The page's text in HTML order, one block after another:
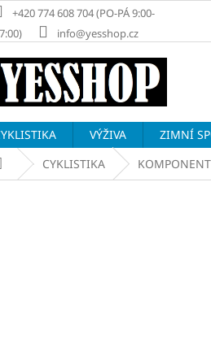
+420 774 608 704 (PO-PÁ 9:00-
info@yesshop.cz
VÝŽIVA ZIMNÍ
Domů CYKLISTIKA